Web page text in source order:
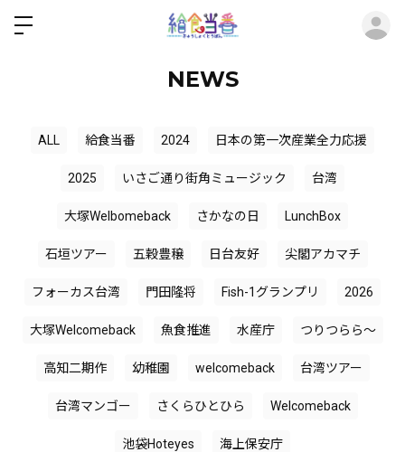
NEWS
ALL 給食当番 2024 日本の第一次産業全力応援
2025 いさご通り街角ミュージック 台湾
大塚Welbomeback さかなの日 LunchBox
石垣ツアー 五穀豊穣 日台友好 尖閣アカマチ
フォーカス台湾 門田隆将 Fish-1グランプリ 2026
大塚Welcomeback 魚食推進 水産庁 つりつらら〜
高知二期作 幼稚園 welcomeback 台湾ツアー
台湾マンゴー さくらひとひら Welcomeback
池袋Hoteyes 海上保安庁